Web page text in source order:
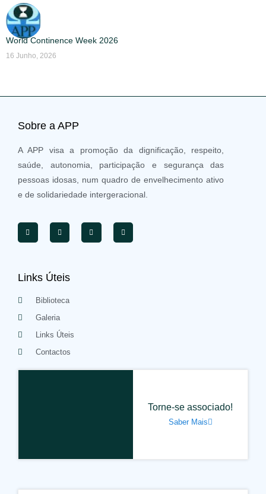
World Continence Week 2026
16 Junho, 2026
Sobre a APP
A APP visa a promoção da dignificação, respeito,
saúde, autonomia, participação e segurança das
pessoas idosas, num quadro de envelhecimento ativo
e de solidariedade intergeracional.
Links Úteis
Biblioteca
Galeria
Links Úteis
Contactos
Torne-se associado!
Saber Mais